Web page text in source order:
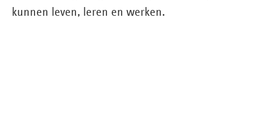
kunnen leven, leren en werken.